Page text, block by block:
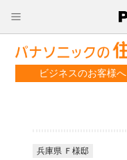
ビジネスのお客様へ
兵庫県 Ｆ様邸